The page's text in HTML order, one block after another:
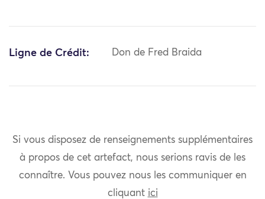
Ligne de Crédit: Don de Fred Braida
Si vous disposez de renseignements supplémentaires
à propos de cet artefact, nous serions ravis de les
connaître. Vous pouvez nous les communiquer en
cliquant ici